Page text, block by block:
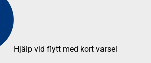
Hjälp vid flytt med kort varsel